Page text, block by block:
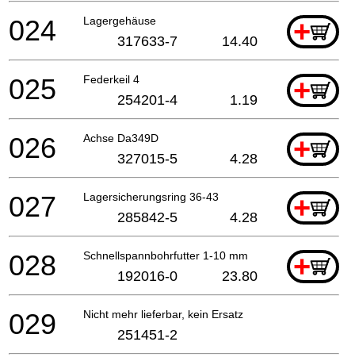
Lagergehäuse +
024 317633-7 14.40
Federkeil 4 +
025 254201-4 1.19
Achse Da349D +
026 327015-5 4.28
Lagersicherungsring 36-43 +
027 285842-5 4.28
Schnellspannbohrfutter 1-10 mm +
028 192016-0 23.80
Nicht mehr lieferbar, kein Ersatz
029 251451-2